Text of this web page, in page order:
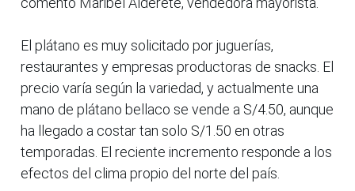
El plátano es muy solicitado por juguerías,
restaurantes y empresas productoras de snacks. El
precio varía según la variedad, y actualmente una
mano de plátano bellaco se vende a S/4.50, aunque
ha llegado a costar tan solo S/1.50 en otras
temporadas. El reciente incremento responde a los
efectos del clima propio del norte del país.